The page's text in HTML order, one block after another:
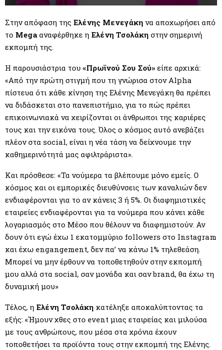
E
N
U
Στην απόφαση της Ελένης Μενεγάκη να αποχωρήσει από
το Mega αναφέρθηκε η Ελένη Τσολάκη στην σημερινή
εκπομπή της.
Η παρουσιάστρια του «Πρωϊνού Σου Σού» είπε αρχικά:
«Από την πρώτη στιγμή που τη γνώρισα στον Alpha
πίστευα ότι κάθε κίνηση της Ελένης Μενεγάκη θα πρέπει
να διδάσκεται στο πανεπιστήμιο, για το πώς πρέπει
επικοινωνιακά να χειρίζονται οι άνθρωποι της καριέρες
τους και την εικόνα τους. Όλος ο κόσμος αυτό ανεβάζει
πλέον στα social, είναι η νέα τάση να δείχνουμε την
καθημερινότητά μας αφιλτράριστα».
Και πρόσθεσε: «Τα νούμερα τα βλέπουμε μόνο εμείς. Ο
κόσμος και οι εμπορικές διευθύνσεις των καναλιών δεν
ενδιαφέρονται για το αν κάνεις 3 ή 5%. Οι διαφημιστικές
εταιρείες ενδιαφέρονται για τα νούμερα που κάνει κάθε
λογαριασμός στο Μέσο που θέλουν να διαφημιστούν. Αν
δουν ότι εγώ έχω 1 εκατομμύριο followers στο Instagram
και έχω engangement, δεν πα’ να κάνω 1% τηλεθεάση.
Μπορεί να μην έρθουν να τοποθετηθούν στην εκπομπή
μου αλλά στα social, σαν μονάδα και σαν brand, θα έχω τη
δυναμική μου»
Τέλος, η Ελένη Τσολάκη κατέληξε αποκαλύπτοντας τα
εξής: «Ήμουν χθες στο event μιας εταιρείας και μιλούσα
με τους ανθρώπους, που μέσα στα χρόνια έχουν
τοποθετήσει τα προϊόντα τους στην εκπομπή της Ελένης.